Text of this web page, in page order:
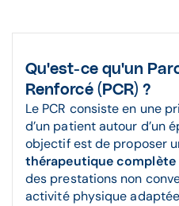
Qu'est-ce qu'un
Renforcé (PCR) ?
Le PCR consiste en une
d’un patient autour d’un
objectif est de proposer
thérapeutique complète
des prestations non
activité physique